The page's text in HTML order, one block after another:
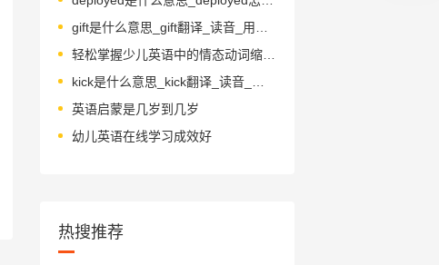
轻松掌握少儿英语中的情态动词缩写规则
英语启蒙是几岁到几岁
幼儿英语在线学习成效好
热搜推荐